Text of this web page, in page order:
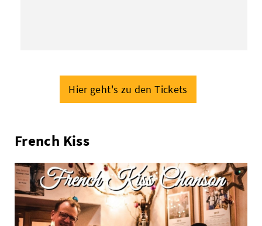
Hier geht's zu den Tickets
French Kiss